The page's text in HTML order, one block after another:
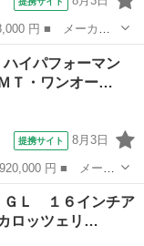
名： Ｓツーリン
ＨＤＤナビ バッ
イパフォーマン
Ｔ・ワンオー…
提携サイト 8月3日
レード名： ＲＺ
ンオーナー・純正
ＧＬ １６インチア
ロッツェリ…